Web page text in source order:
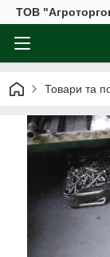
ТОВ
Товари та